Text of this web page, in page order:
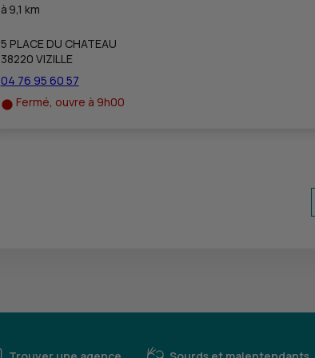
à 9,1 km
5 PLACE DU CHATEAU
38220 VIZILLE
04 76 95 60 57
Fermé, ouvre à 9h00